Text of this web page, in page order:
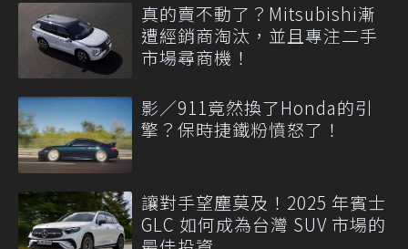
真的賣不動了？Mitsubishi漸
遭經銷商淘汰，並且專注二手
市場尋商機！
影／911竟然換了Honda的引
擎？保時捷鐵粉憤怒了！
讓對手望塵莫及！2025 年賓士
GLC 如何成為台灣 SUV 市場的